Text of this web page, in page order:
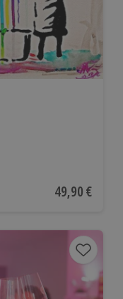
Aktueller
49,90 €